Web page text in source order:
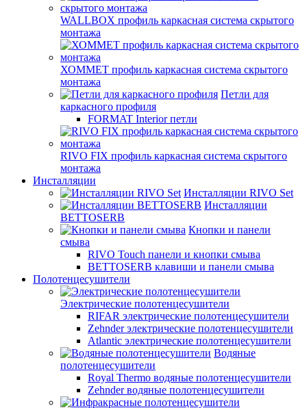
WALLBOX профиль каркасная система скрытого
монтажа
ХОММЕТ профиль каркасная система скрытого
монтажа
Петли для
каркасного профиля
FORMAT Interior петли
RIVO FIX профиль каркасная система скрытого
монтажа
Инсталляции
Инсталляции RIVO Set
Инсталляции
BETTOSERB
Кнопки и панели
смыва
RIVO Touch панели и кнопки смыва
BETTOSERB клавиши и панели смыва
Полотенцесушители
Электрические полотенцесушители
RIFAR электрические полотенцесушители
Zehnder электрические полотенцесушители
Atlantic электрические полотенцесушители
Водяные
полотенцесушители
Royal Thermo водяные полотенцесушители
Zehnder водяные полотенцесушители